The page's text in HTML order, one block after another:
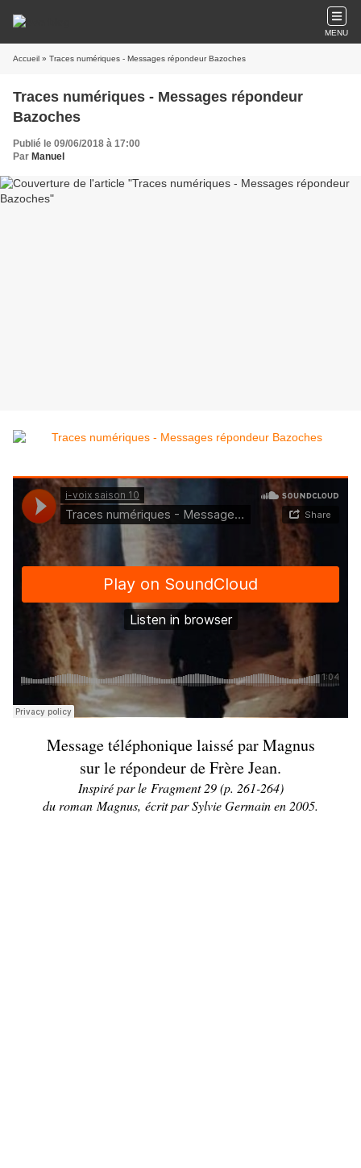
MENU
Accueil » Traces numériques - Messages répondeur Bazoches
Traces numériques - Messages répondeur
Bazoches
Publié le 09/06/2018 à 17:00
Par Manuel
Message téléphonique laissé par Magnus
sur le répondeur de Frère Jean.
Inspiré par le Fragment 29 (p. 261-264)
du roman Magnus, écrit par Sylvie Germain en 2005.